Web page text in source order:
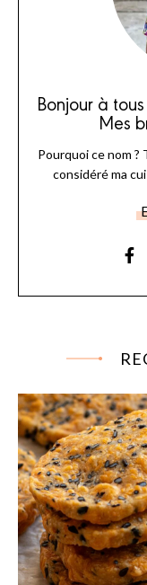
Bonjour à
Mes
Pourquoi ce nom
considéré ma